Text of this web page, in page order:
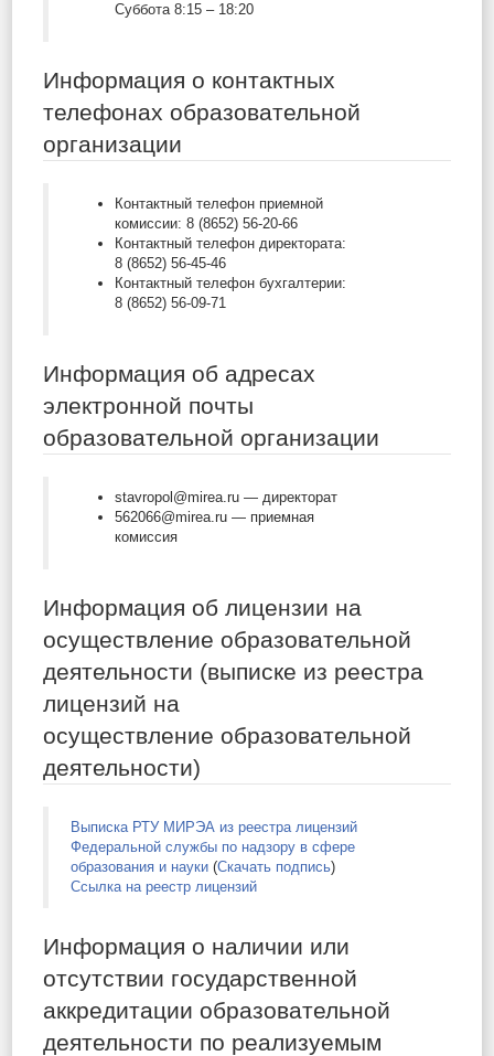
Суббота 8:15 – 18:20
Информация о контактных
телефонах образовательной
организации
Контактный телефон приемной
комиссии: 8 (8652) 56-20-66
Контактный телефон директората:
8 (8652) 56-45-46
Контактный телефон бухгалтерии:
8 (8652) 56-09-71
Информация об адресах
электронной почты
образовательной организации
stavropol@mirea.ru — директорат
562066@mirea.ru — приемная
комиссия
Информация об лицензии на
осуществление образовательной
деятельности (выписке из реестра
лицензий на
осуществление образовательной
деятельности)
Выписка РТУ МИРЭА из реестра лицензий
Федеральной службы по надзору в сфере
образования и науки (Скачать подпись)
Ссылка на реестр лицензий
Информация о наличии или
отсутствии государственной
аккредитации образовательной
деятельности по реализуемым